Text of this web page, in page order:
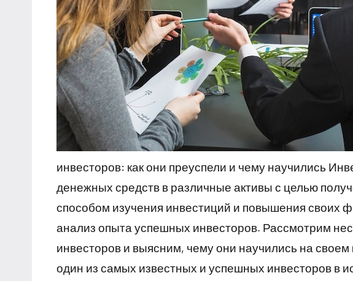
инвесторов: как они преуспели и чему научились
денежных средств в различные активы с целью
способом изучения инвестиций и повышения своих
анализ опыта успешных инвесторов. Рассмотрим
инвесторов и выясним, чему они научились на
один из самых известных и успешных инвесторов в